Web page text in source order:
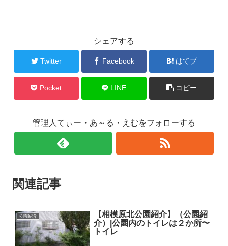
シェアする
Twitter Facebook はてブ
Pocket LINE コピー
管理人てぃー・あ～る・えむをフォローする
関連記事
公園紹介
【相模原北公園紹介】（公園紹
介）|公園内のトイレは２か所〜
トイレ